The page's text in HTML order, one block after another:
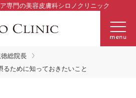
専門の美容皮膚科シロノクリニック
menu
総院長
ために知っておきたいこと